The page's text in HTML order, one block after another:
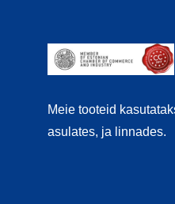
Meie tooteid
asulates, ja linnades.